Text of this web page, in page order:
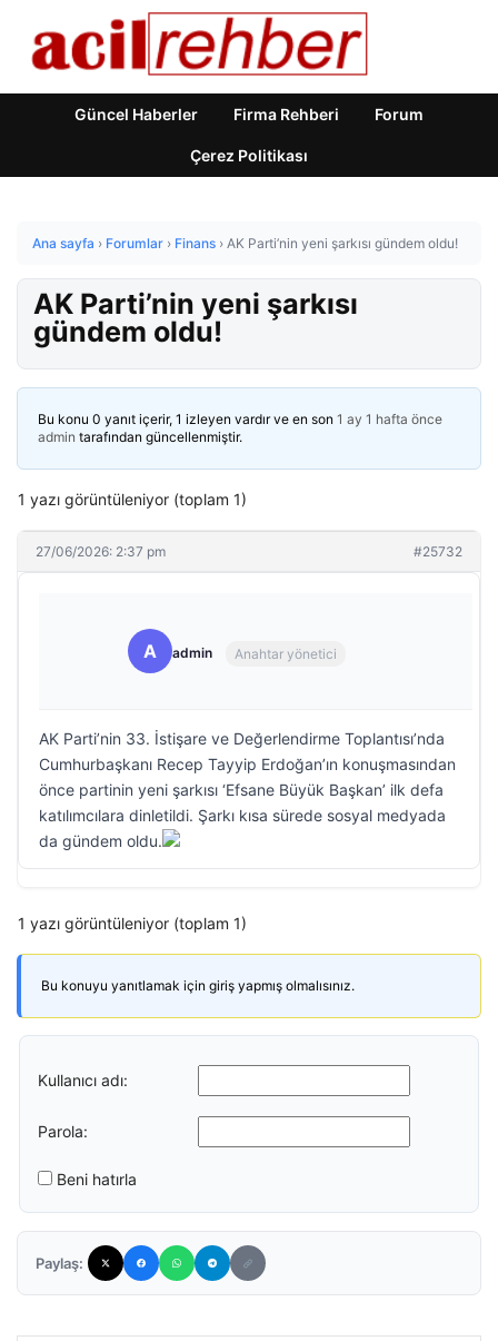
Güncel Haberler Firma Rehberi Forum
Çerez Politikası
Ana sayfa › Forumlar › Finans › AK Parti’nin yeni şarkısı gündem oldu!
AK Parti’nin yeni şarkısı
gündem oldu!
Bu konu 0 yanıt içerir, 1 izleyen vardır ve en son 1 ay 1 hafta önce
admin tarafından güncellenmiştir.
1 yazı görüntüleniyor (toplam 1)
27/06/2026: 2:37 pm #25732
A admin Anahtar yönetici
AK Parti’nin 33. İstişare ve Değerlendirme Toplantısı’nda
Cumhurbaşkanı Recep Tayyip Erdoğan’ın konuşmasından
önce partinin yeni şarkısı ‘Efsane Büyük Başkan’ ilk defa
katılımcılara dinletildi. Şarkı kısa sürede sosyal medyada
da gündem oldu.
1 yazı görüntüleniyor (toplam 1)
Bu konuyu yanıtlamak için giriş yapmış olmalısınız.
Kullanıcı adı:
Parola:
Beni hatırla
Paylaş: